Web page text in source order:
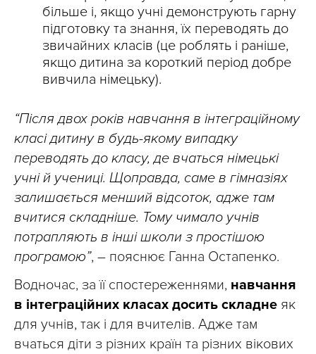
більше і, якщо учні демонструють гарну
підготовку та знання, їх переводять до
звичайних класів (це роблять і раніше,
якщо дитина за короткий період добре
вивчила німецьку).
“Після двох років навчання в інтеграційному
класі дитину в будь-якому випадку
переводять до класу, де вчаться німецькі
учні й учениці. Щоправда, саме в гімназіях
залишається менший відсоток, адже там
вчитися складніше. Тому чимало учнів
потрапляють в інші школи з простішою
програмою”, – пояснює Ганна Остапенко.
Водночас, за її спостереженнями, навчання
в інтеграційних класах досить складне як
для учнів, так і для вчителів. Адже там
вчаться діти з різних країн та різних вікових